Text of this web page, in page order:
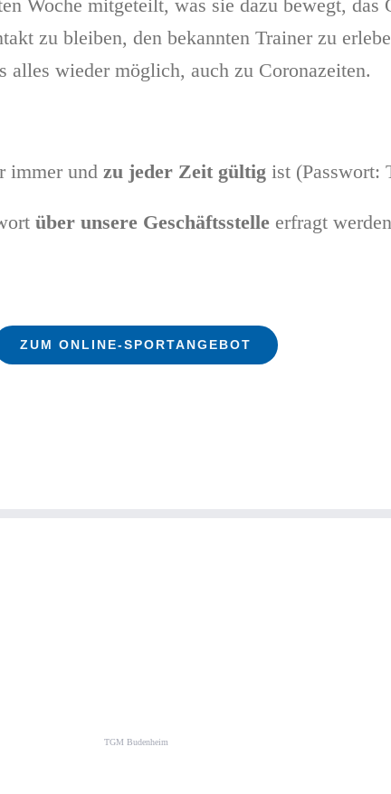
Woche mitgeteilt, was sie dazu bewegt,
zu bleiben, den bekannten Trainer zu
alles wieder möglich, auch zu Coronazeiten.
immer und zu jeder Zeit gültig ist (Passwort:
über unsere Geschäftsstelle erfragt
ZUM ONLINE-SPORTANGEBOT
TGM Budenheim